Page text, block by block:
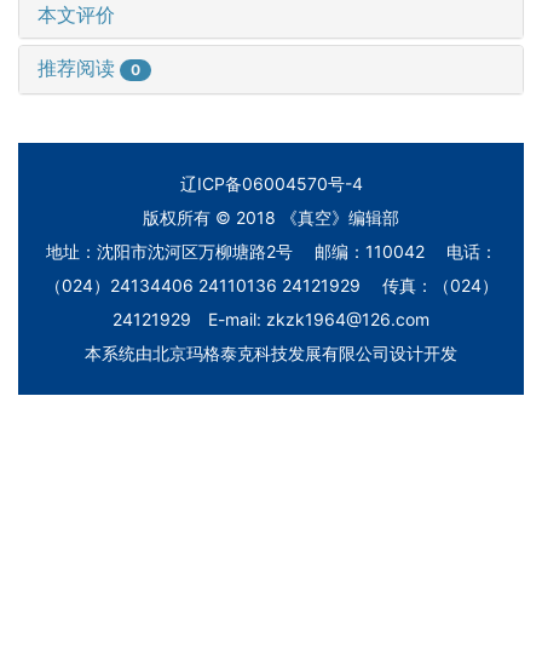
本文评价
推荐阅读 0
辽ICP备06004570号-4
版权所有 © 2018 《真空》编辑部
地址：沈阳市沈河区万柳塘路2号 邮编：110042 电话：
（024）24134406 24110136 24121929 传真：（024）
24121929 E-mail: zkzk1964@126.com
本系统由北京玛格泰克科技发展有限公司设计开发